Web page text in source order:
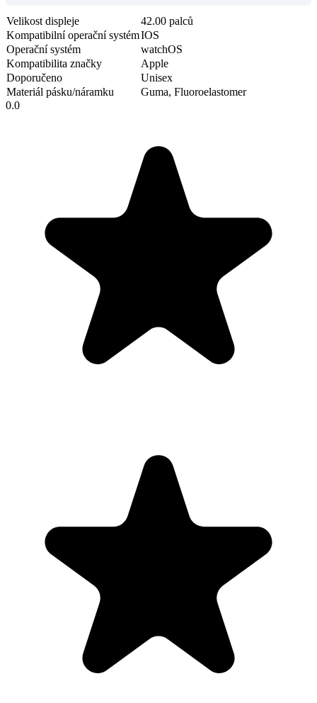
Velikost displeje
42.00 palců
Kompatibilní operační systémIOS
Operační systém
watchOS
Kompatibilita značky
Apple
Doporučeno
Unisex
Materiál pásku/náramku
Guma, Fluoroelastomer
0.0